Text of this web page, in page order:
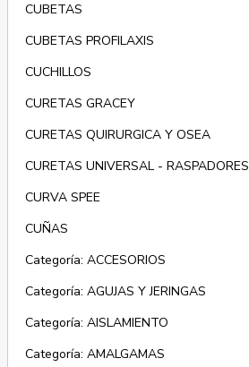
CUBETAS
CUBETAS PROFILAXIS
CUCHILLOS
CURETAS GRACEY
CURETAS QUIRURGICA Y OSEA
CURETAS UNIVERSAL - RASPADORES
CURVA SPEE
CUÑAS
Categoría: ACCESORIOS
Categoría: AGUJAS Y JERINGAS
Categoría: AISLAMIENTO
Categoría: AMALGAMAS